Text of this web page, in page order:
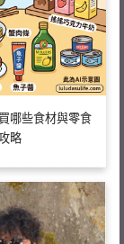
哪些食材與零食
略